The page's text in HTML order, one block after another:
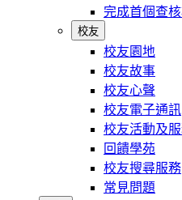
完成首個查
校友
校友園地
校友故事
校友心聲
校友電子通訊
校友活動及
回饋學苑
校友搜尋服務
常見問題